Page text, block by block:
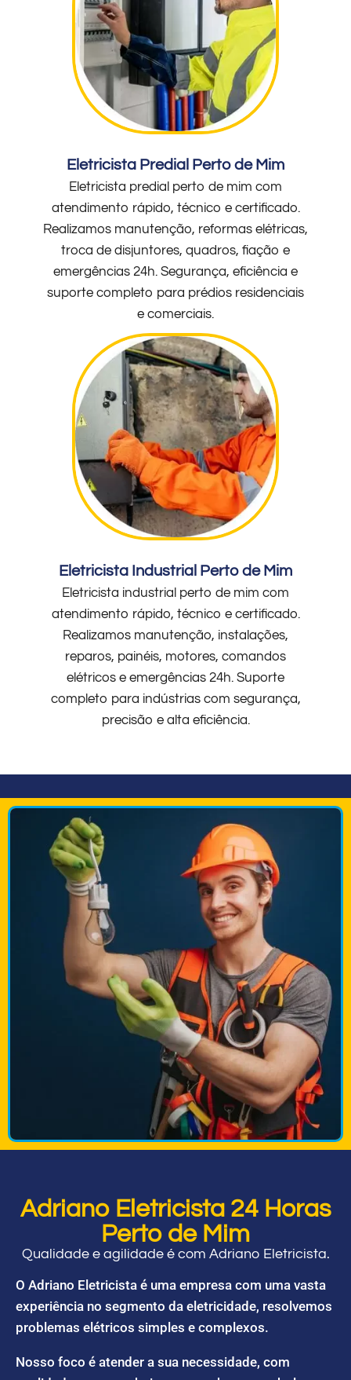
Eletricista Predial Perto de Mim
Eletricista predial perto de mim com
atendimento rápido, técnico e certificado.
Realizamos manutenção, reformas elétricas,
troca de disjuntores, quadros, fiação e
emergências 24h. Segurança, eficiência e
suporte completo para prédios residenciais
e comerciais.
Eletricista Industrial Perto de Mim
Eletricista industrial perto de mim com
atendimento rápido, técnico e certificado.
Realizamos manutenção, instalações,
reparos, painéis, motores, comandos
elétricos e emergências 24h. Suporte
completo para indústrias com segurança,
precisão e alta eficiência.
Adriano Eletricista 24 Horas
Perto de Mim
Qualidade e agilidade é com Adriano Eletricista.
O Adriano Eletricista é uma empresa com uma vasta
experiência no segmento da eletricidade, resolvemos
problemas elétricos simples e complexos.
Nosso foco é atender a sua necessidade, com